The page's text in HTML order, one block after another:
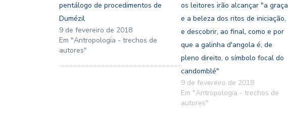
pentálogo de procedimentos de
Dumézil
9 de fevereiro de 2018
Em "Antropologia - trechos de
autores"
os leitores irão alcançar "a graça
e a beleza dos ritos de iniciação,
e descobrir, ao final, como e por
que a galinha d'angola é, de
pleno direito, o símbolo focal do
candomblé"
9 de fevereiro de 2018
Em "Antropologia - trechos de
autores"